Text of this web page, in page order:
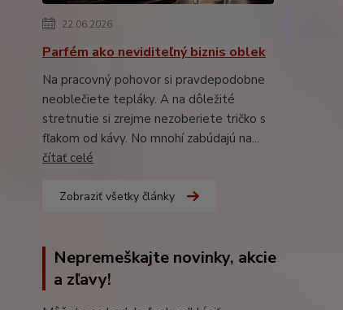
22.06.2026
Parfém ako neviditeľný biznis oblek
Na pracovný pohovor si pravdepodobne
neoblečiete tepláky. A na dôležité
stretnutie si zrejme nezoberiete tričko s
fľakom od kávy. No mnohí zabúdajú na...
čítať celé
Zobraziť všetky články
Nepremeškajte novinky, akcie
a zľavy!